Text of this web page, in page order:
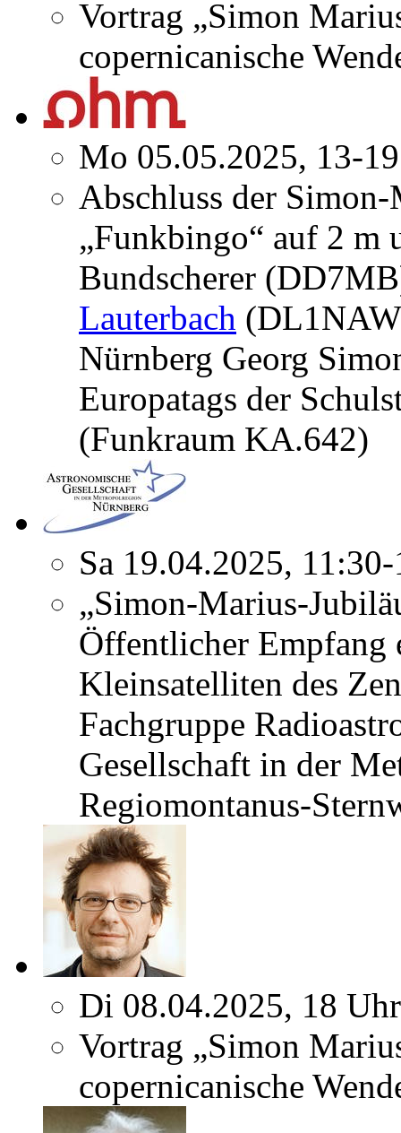
Vortrag „Simon
copernicanische
Mo 05.05.2025, 13-
Abschluss der
„Funkbingo“ auf 2
Bundscherer
Lauterbach
Nürnberg Georg
Europatags der
(Funkraum KA.642)
Sa 19.04.2025,
„Simon-Marius-
Öffentlicher Empfang
Kleinsatelliten des
Fachgruppe
Gesellschaft in der
Regiomontanus-
Di 08.04.2025, 18 Uhr
Vortrag „Simon
copernicanische